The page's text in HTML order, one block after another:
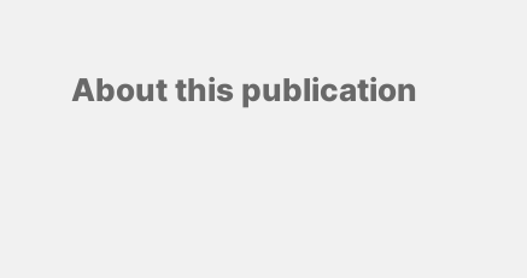
About this publication